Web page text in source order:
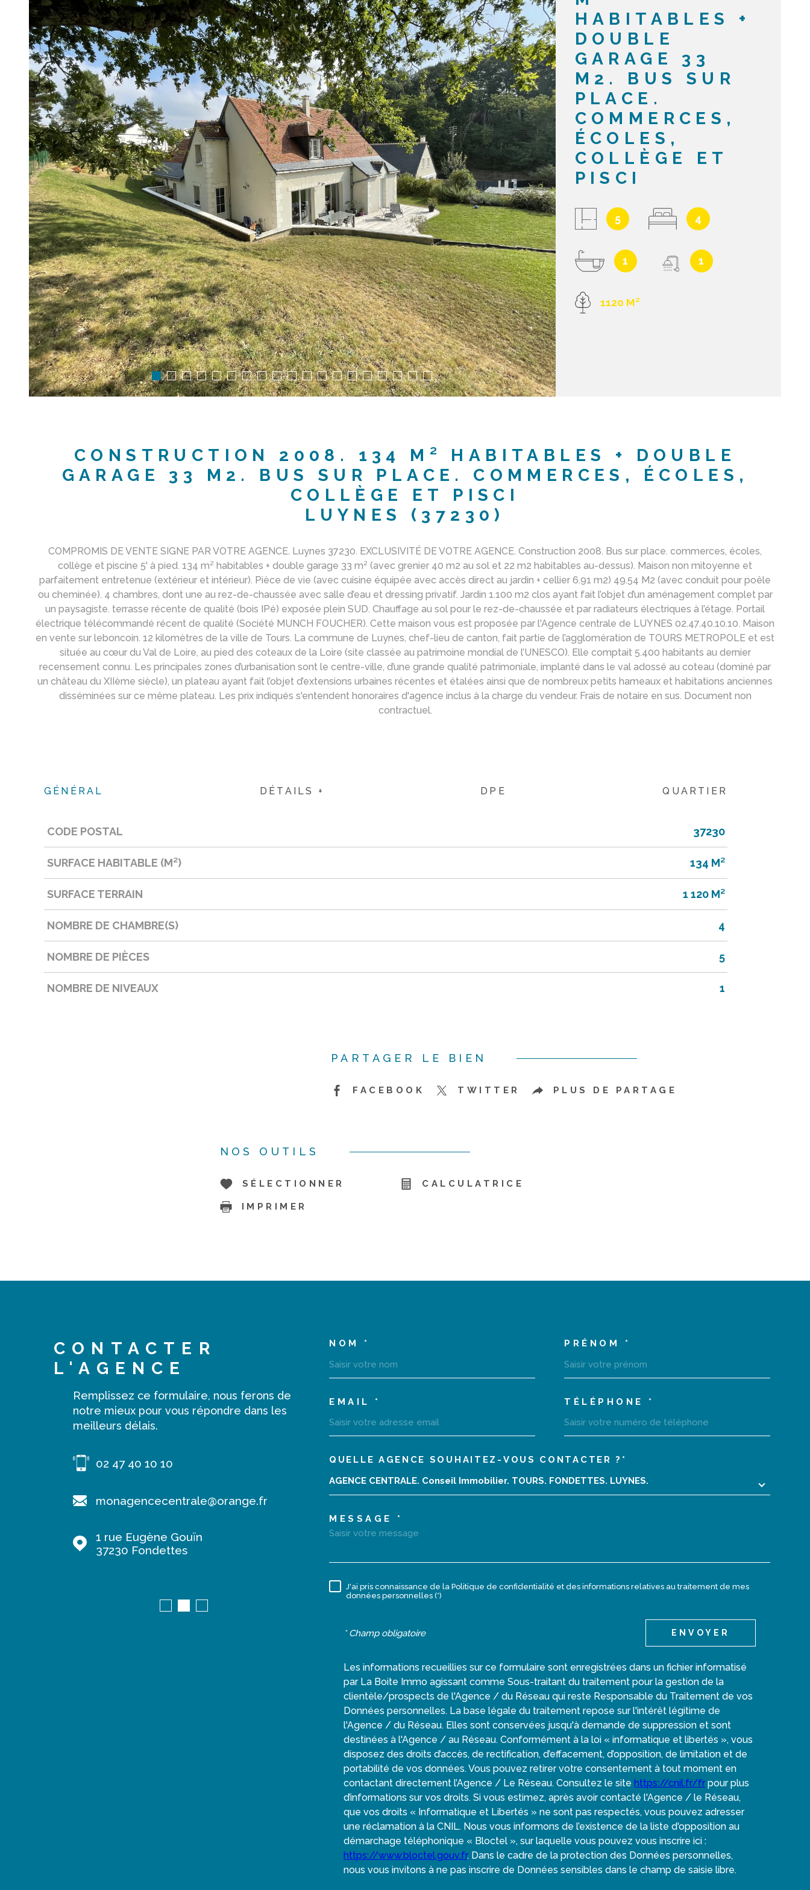
NOTRE
HABITABLES +
DOUBLE
GARAGE 33
M2. BUS SUR
PLACE.
COMMERCES,
ÉCOLES,
COLLÈGE ET
PISCI
5 4
1 1
1120 M²
CONSTRUCTION 2008. 134 M² HABITABLES + DOUBLE
GARAGE 33 M2. BUS SUR PLACE. COMMERCES, ÉCOLES,
COLLÈGE ET PISCI
LUYNES (37230)
COMPROMIS DE VENTE SIGNE PAR VOTRE AGENCE. Luynes 37230. EXCLUSIVITÉ DE VOTRE AGENCE. Construction 2008. Bus sur place. commerces, écoles,
collège et piscine 5' à pied. 134 m² habitables + double garage 33 m² (avec grenier 40 m2 au sol et 22 m2 habitables au-dessus). Maison non mitoyenne et
parfaitement entretenue (extérieur et intérieur). Pièce de vie (avec cuisine équipée avec accès direct au jardin + cellier 6.91 m2) 49.54 M2 (avec conduit pour poêle
ou cheminée). 4 chambres, dont une au rez-de-chaussée avec salle d’eau et dressing privatif. Jardin 1.100 m2 clos ayant fait l’objet d’un aménagement complet par
un paysagiste. terrasse récente de qualité (bois IPé) exposée plein SUD. Chauffage au sol pour le rez-de-chaussée et par radiateurs électriques à l’étage. Portail
électrique télécommandé récent de qualité (Société MUNCH FOUCHER). Cette maison vous est proposée par l'Agence centrale de LUYNES 02.47.40.10.10. Maison
en vente sur leboncoin. 12 kilomètres de la ville de Tours. La commune de Luynes, chef-lieu de canton, fait partie de l’agglomération de TOURS METROPOLE et est
située au cœur du Val de Loire, au pied des coteaux de la Loire (site classée au patrimoine mondial de l’UNESCO). Elle comptait 5.400 habitants au dernier
recensement connu. Les principales zones d’urbanisation sont le centre-ville, d’une grande qualité patrimoniale, implanté dans le val adossé au coteau (dominé par
un château du XIIème siècle), un plateau ayant fait l’objet d’extensions urbaines récentes et étalées ainsi que de nombreux petits hameaux et habitations anciennes
disséminées sur ce même plateau. Les prix indiqués s'entendent honoraires d'agence inclus à la charge du vendeur. Frais de notaire en sus. Document non
contractuel.
GÉNÉRAL DÉTAILS + DPE QUARTIER
Caractérisque Valeurs
CODE POSTAL 37230
SURFACE HABITABLE (M²) 134 M²
SURFACE TERRAIN 1 120 M²
NOMBRE DE CHAMBRE(S) 4
NOMBRE DE PIÈCES 5
NOMBRE DE NIVEAUX 1
PARTAGER LE BIEN
FACEBOOK TWITTER PLUS DE PARTAGE
NOS OUTILS
SÉLECTIONNER CALCULATRICE
IMPRIMER
CONTACTER
L'AGENCE
Remplissez ce formulaire, nous ferons de
notre mieux pour vous répondre dans les
meilleurs délais.
02 47 40 10 10
monagencecentrale@orange.fr
1 rue Eugène Gouïn
37230
Fondettes
02 47 40 10 10
18 rue de la Grosse Tour
02 47 40 10 10
TRAD_MELTEM_VOSCOORDONNEES
NOM * PRÉNOM *
EMAIL * TÉLÉPHONE *
TRAD_MELTEM_VOREDEMANDE
QUELLE AGENCE SOUHAITEZ-VOUS CONTACTER ?*
AGENCE CENTRALE. Conseil Immobilier. TOURS. FONDETTES. LUYNES.
MESSAGE *
RÈGLEMENTATION
J'ai pris connaissance de la Politique de confidentialité et des informations relatives au traitement de mes
données personnelles (*)
* Champ obligatoire ENVOYER
Les informations recueillies sur ce formulaire sont enregistrées dans un fichier informatisé
par La Boite Immo agissant comme Sous-traitant du traitement pour la gestion de la
clientèle/prospects de l'Agence / du Réseau qui reste Responsable du Traitement de vos
Données personnelles. La base légale du traitement repose sur l'intérêt légitime de
l'Agence / du Réseau. Elles sont conservées jusqu'à demande de suppression et sont
destinées à l'Agence / au Réseau. Conformément à la loi « informatique et libertés », vous
disposez des droits d’accès, de rectification, d’effacement, d’opposition, de limitation et de
portabilité de vos données. Vous pouvez retirer votre consentement à tout moment en
contactant directement l’Agence / Le Réseau. Consultez le site https://cnil.fr/fr pour plus
d’informations sur vos droits. Si vous estimez, après avoir contacté l'Agence / le Réseau,
que vos droits « Informatique et Libertés » ne sont pas respectés, vous pouvez adresser
une réclamation à la CNIL. Nous vous informons de l’existence de la liste d'opposition au
démarchage téléphonique « Bloctel », sur laquelle vous pouvez vous inscrire ici :
https://www.bloctel.gouv.fr. Dans le cadre de la protection des Données personnelles,
nous vous invitons à ne pas inscrire de Données sensibles dans le champ de saisie libre.